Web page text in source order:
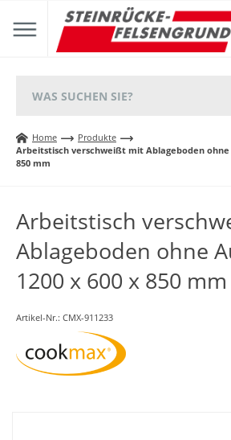
Home
Produkte
Arbeitstisch verschweißt mit Ablageboden ohne
850 mm
Arbeitstisch
Ablageboden ohne
1200 x 600 x 850 mm
Artikel-Nr.: CMX-911233